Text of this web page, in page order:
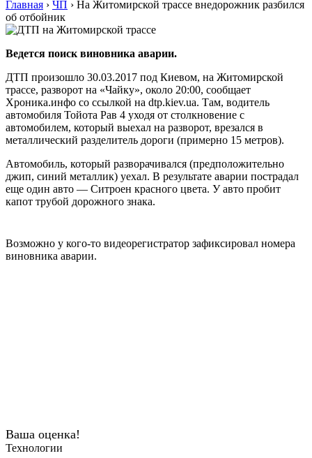
Главная › ЧП › На Житомирской трассе внедорожник разбился
об отбойник
Ведется поиск виновника аварии.
ДТП произошло 30.03.2017 под Киевом, на Житомирской
трассе, разворот на «Чайку», около 20:00, сообщает
Хроника.инфо со ссылкой на dtp.kiev.ua. Там, водитель
автомобиля Тойота Рав 4 уходя от столкновение с
автомобилем, который выехал на разворот, врезался в
металлический разделитель дороги (примерно 15 метров).
Автомобиль, который разворачивался (предположительно
джип, синий металлик) уехал. В результате аварии пострадал
еще один авто — Ситроен красного цвета. У авто пробит
капот трубой дорожного знака.
Возможно у кого-то видеорегистратор зафиксировал номера
виновника аварии.
Ваша оценка!
Технологии